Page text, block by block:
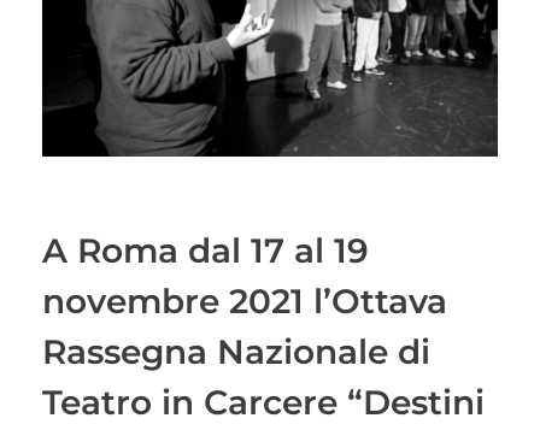
A Roma dal 17 al 19
novembre 2021 l’Ottava
Rassegna Nazionale di
Teatro in Carcere “Destini